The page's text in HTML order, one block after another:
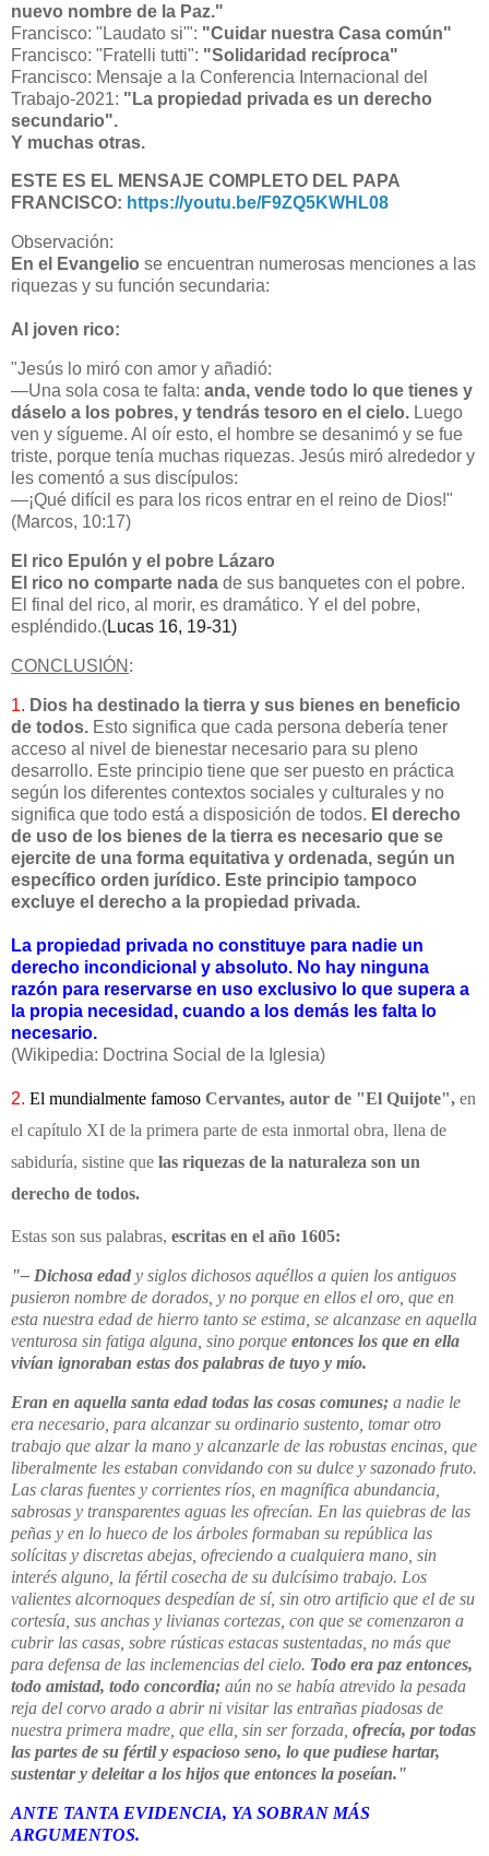
nuevo nombre de la Paz."
Francisco: "Laudato si'": "Cuidar nuestra Casa común"
Francisco: "Fratelli tutti": "Solidaridad recíproca"
Francisco: Mensaje a la Conferencia Internacional del
Trabajo-2021: "La propiedad privada es un derecho
secundario".
Y muchas otras.
ESTE ES EL MENSAJE COMPLETO DEL PAPA
FRANCISCO: https://youtu.be/F9ZQ5KWHL08
Observación:
En el Evangelio se encuentran numerosas menciones a las
riquezas y su función secundaria:
Al joven rico:
"Jesús lo miró con amor y añadió:
—Una sola cosa te falta: anda, vende todo lo que tienes y
dáselo a los pobres, y tendrás tesoro en el cielo. Luego
ven y sígueme. Al oír esto, el hombre se desanimó y se fue
triste, porque tenía muchas riquezas. Jesús miró alrededor y
les comentó a sus discípulos:
—¡Qué difícil es para los ricos entrar en el reino de Dios!"
(Marcos, 10:17)
El rico Epulón y el pobre Lázaro
El rico no comparte nada de sus banquetes con el pobre.
El final del rico, al morir, es dramático. Y el del pobre,
espléndido.(Lucas 16, 19-31)
CONCLUSIÓN :
1. Dios ha destinado la tierra y sus bienes en beneficio
de todos. Esto significa que cada persona debería tener
acceso al nivel de bienestar necesario para su pleno
desarrollo. Este principio tiene que ser puesto en práctica
según los diferentes contextos sociales y culturales y no
significa que todo está a disposición de todos. El derecho
de uso de los bienes de la tierra es necesario que se
ejercite de una forma equitativa y ordenada, según un
específico orden jurídico. Este principio tampoco
excluye el derecho a la propiedad privada.
La propiedad privada no constituye para nadie un
derecho incondicional y absoluto. No hay ninguna
razón para reservarse en uso exclusivo lo que supera a
la propia necesidad, cuando a los demás les falta lo
necesario.
(Wikipedia: Doctrina Social de la Iglesia)
2. El mundialmente famoso Cervantes, autor de "El Quijote", en
el capítulo XI de la primera parte de esta inmortal obra, llena de
sabiduría, sistine que las riquezas de la naturaleza son un
derecho de todos.
Estas son sus palabras, escritas en el año 1605:
"– Dichosa edad y siglos dichosos aquéllos a quien los antiguos
pusieron nombre de dorados, y no porque en ellos el oro, que en
esta nuestra edad de hierro tanto se estima, se alcanzase en aquella
venturosa sin fatiga alguna, sino porque entonces los que en ella
vivían ignoraban estas dos palabras de tuyo y mío.
Eran en aquella santa edad todas las cosas comunes; a nadie le
era necesario, para alcanzar su ordinario sustento, tomar otro
trabajo que alzar la mano y alcanzarle de las robustas encinas, que
liberalmente les estaban convidando con su dulce y sazonado fruto.
Las claras fuentes y corrientes ríos, en magnífica abundancia,
sabrosas y transparentes aguas les ofrecían. En las quiebras de las
peñas y en lo hueco de los árboles formaban su república las
solícitas y discretas abejas, ofreciendo a cualquiera mano, sin
interés alguno, la fértil cosecha de su dulcísimo trabajo. Los
valientes alcornoques despedían de sí, sin otro artificio que el de su
cortesía, sus anchas y livianas cortezas, con que se comenzaron a
cubrir las casas, sobre rústicas estacas sustentadas, no más que
para defensa de las inclemencias del cielo. Todo era paz entonces,
todo amistad, todo concordia; aún no se había atrevido la pesada
reja del corvo arado a abrir ni visitar las entrañas piadosas de
nuestra primera madre, que ella, sin ser forzada, ofrecía, por todas
las partes de su fértil y espacioso seno, lo que pudiese hartar,
sustentar y deleitar a los hijos que entonces la poseían."
ANTE TANTA EVIDENCIA, YA SOBRAN MÁS
ARGUMENTOS.